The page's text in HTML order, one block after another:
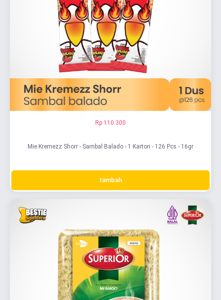
Rp 110.300
Mie Kremezz Shorr - Sambal Balado - 1 Karton - 126 Pcs - 16gr
tambah